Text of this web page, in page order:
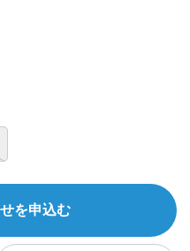
を申込む